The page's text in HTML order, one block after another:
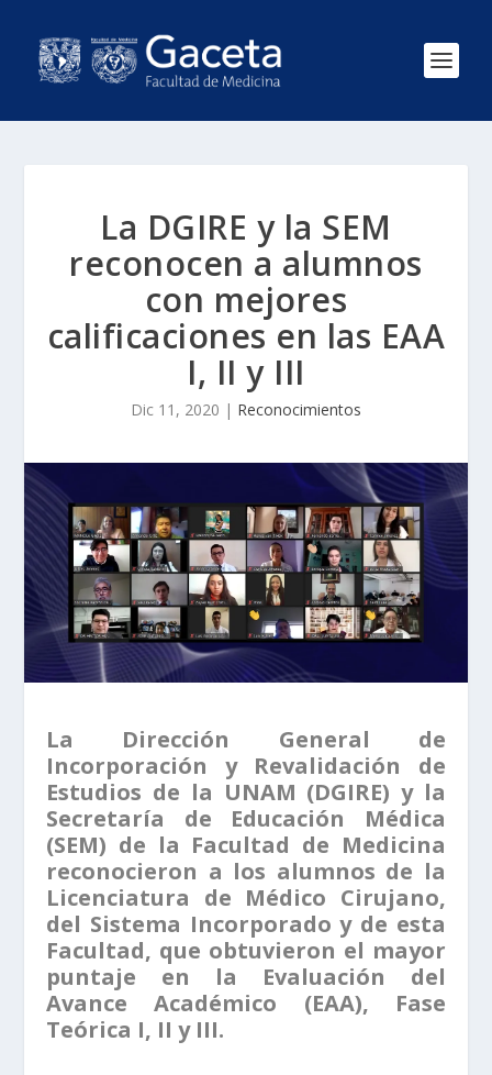
La DGIRE y la SEM
reconocen a alumnos
con mejores
calificaciones en las EAA
I, II y III
Dic 11, 2020 | Reconocimientos
La Dirección General de
Incorporación y Revalidación de
Estudios de la UNAM (DGIRE) y la
Secretaría de Educación Médica
(SEM) de la Facultad de Medicina
reconocieron a los alumnos de la
Licenciatura de Médico Cirujano,
del Sistema Incorporado y de esta
Facultad, que obtuvieron el mayor
puntaje en la Evaluación del
Avance Académico (EAA), Fase
Teórica I, II y III.